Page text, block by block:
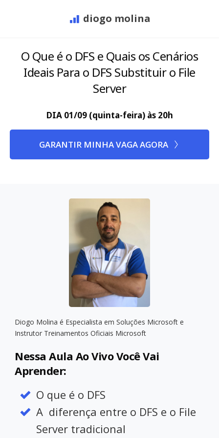
diogo molina
O Que é o DFS e Quais os Cenários
Ideais Para o DFS Substituir o File
Server
DIA 01/09 (quinta-feira) às 20h
GARANTIR MINHA VAGA AGORA
Diogo Molina é Especialista em Soluções Microsoft e
Instrutor Treinamentos Oficiais Microsoft
Nessa Aula Ao Vivo Você Vai
Aprender:
O que é o DFS
A diferença entre o DFS e o File
Server tradicional